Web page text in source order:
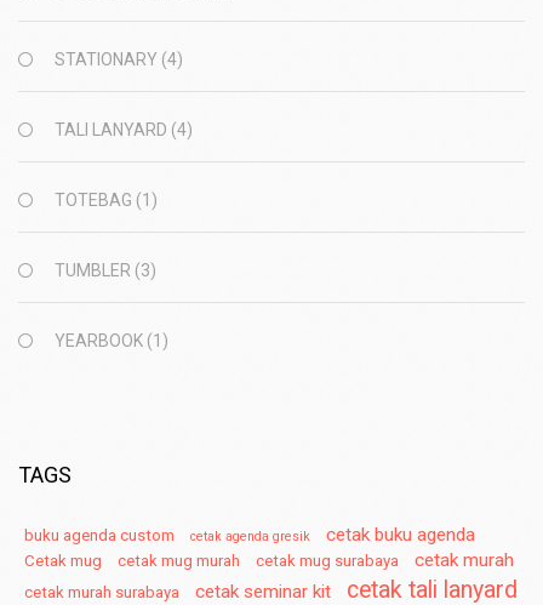
STATIONARY (4)
TALI LANYARD (4)
TOTEBAG (1)
TUMBLER (3)
YEARBOOK (1)
TAGS
buku agenda custom cetak agenda gresik cetak buku agenda
Cetak mug cetak mug murah cetak mug surabaya cetak murah
cetak murah surabaya cetak seminar kit cetak tali lanyard